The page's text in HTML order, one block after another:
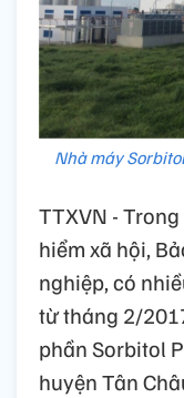
Nhà máy
TTXVN -
hiểm xã hội,
nghiệp, có
từ tháng 2/
phần Sorbitol
huyện Tân